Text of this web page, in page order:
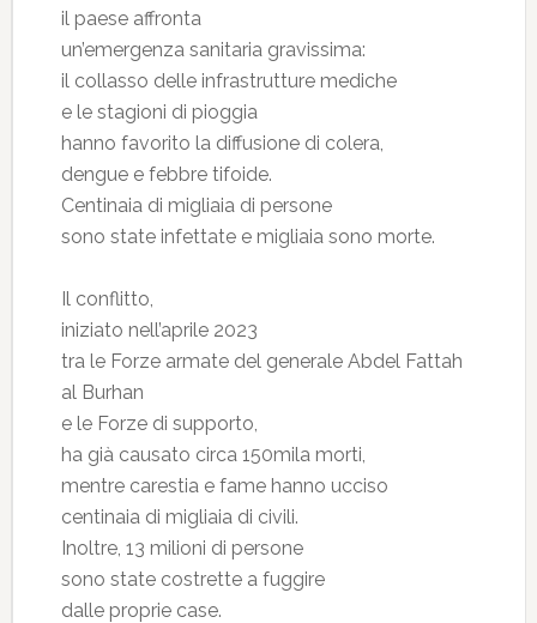
il paese affronta
un’emergenza sanitaria gravissima:
il collasso delle infrastrutture mediche
e le stagioni di pioggia
hanno favorito la diffusione di colera,
dengue e febbre tifoide.
Centinaia di migliaia di persone
sono state infettate e migliaia sono morte.
Il conflitto,
iniziato nell’aprile 2023
tra le Forze armate del generale Abdel Fattah
al Burhan
e le Forze di supporto,
ha già causato circa 150mila morti,
mentre carestia e fame hanno ucciso
centinaia di migliaia di civili.
Inoltre, 13 milioni di persone
sono state costrette a fuggire
dalle proprie case.